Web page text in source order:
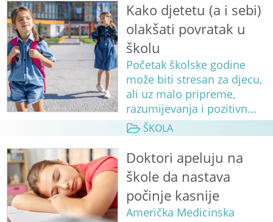
Kako djetetu (a i sebi)
olakšati povratak u
školu
Početak školske godine
može biti stresan za djecu,
ali uz malo pripreme,
razumijevanja i pozitivn...
ŠKOLA
Doktori apeluju na
škole da nastava
počinje kasnije
Američka Medicinska